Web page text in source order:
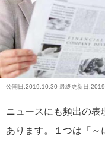
公開日:2019.10.30 最終更新日
ニュースにも頻出の表
あります。１つは「